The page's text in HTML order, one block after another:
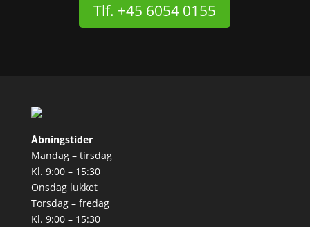
Tlf. +45 6054 0155
Åbningstider
Mandag – tirsdag
Kl. 9:00 – 15:30
Onsdag lukket
Torsdag – fredag
Kl. 9:00 – 15:30